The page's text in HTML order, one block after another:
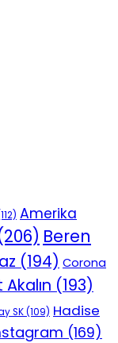
Amerika
Beren
(194) Corona
(193)
SK(109) Hadise
(169)